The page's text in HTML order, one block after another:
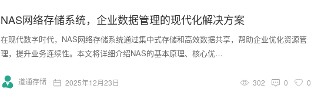
NAS网络存储系统，企业数据管理的现代化解决方案
在现代数字时代，NAS网络存储系统通过集中式存储和高效数据共享，帮助企业优化资源管
理，提升业务连续性。本文将详细介绍NAS的基本原理、核心优…
道通存储 2025年12月23日 302 0 0